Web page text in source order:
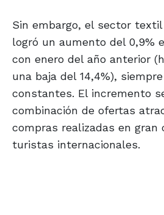
Sin embargo, el sector
logró un aumento del 0,9%
con enero del año anterior
una baja del 14,4%),
constantes. El incremento
combinación de ofertas
compras realizadas en gran
turistas internacionales.